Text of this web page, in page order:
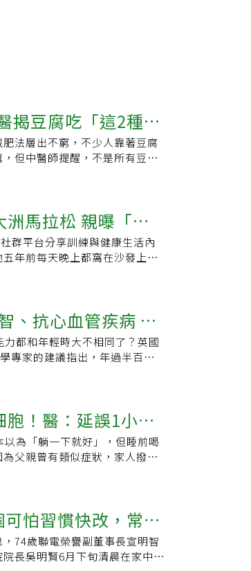
揭豆腐吃「這2種最
法層出不窮，不少人靠著豆腐
但中醫師提醒，不是所有豆腐
中醫師宋宛蓁發文指出，豆腐
的蛋白質，為所有植物性食物
供給者；黃豆常被拿來製造各
百頁、凍豆腐等食品。她提
抑制劑，需加熱烹煮才會被分
謹慎選擇豆腐的種類，留意成
豆腐：含有相對豐富的鈣質及
理的一種方式，因去水重量較
較高的誤解，其實兩者營養成
澱粉，雖然美味但熱量也相當
熱量及油脂。．魚豆腐：其實
量極高。．芙蓉豆腐：主要為
下肚反而容易攝取過多的
較豐富，但加工過程添加許多
程中，會選擇不同的豆類加工
豆製品的選擇類別上，應盡量
，雖然這些食材在口感上可能
讓食物熱量更高，這也是容易
馬拉松 親曝「每
群平台分享訓練與健康生活內
年前每天晚上都窩在沙發上吃
八週的線上健身挑戰，每週進
或掃帚等家中物品來增加阻力
入日常生活中。除了運動之
去一樣採取極端但無法持之以
習慣。搭配為期八週的健身挑
肉也變得結實，而且感覺一整
需要節食挨餓，也不用勉強自
於每週都能看到穩定的進步，
，她仍舊進行肌力訓練，並堅
松。她相信只要準備充分，一
即使當時她已經46歲了。比賽
升自己的健身知識，並獲得了
平均跑48至64公里。肌力訓練
兩次大重量舉重訓練，尤其是
、抗心血管疾病 應
都和年輕時大不相同了？英國
專家的建議指出，年過半百後，
盡量減少攝取，甚至完全戒
物雖然口感酥脆誘人，但往往
專家建議，為了心臟健康和控
超加工食品如冷凍披薩、裹粉
飽和脂肪，卻幾乎沒有營養價
食替換為糙米、燕麥等全穀
飲料與市售糕點這類工業烘焙
取對於預防中年發福、降低三
火腿等熟食不僅鈉含量驚人，
！醫：延誤1小
為「躺一下就好」，但睡前喝
父親曾有類似症狀，家人撥打
突然走路不穩、說話不清楚、
金救援時間。當大腦血管發生
旦拖延治療，都是在加速腦神經
人健康的重要威脅，長年位居
要原因。研究顯示，每延遲10
怕習慣快改，常吃
74歲聯電榮譽副董事長宣明智
長吳明賢6月下旬清晨在家中因